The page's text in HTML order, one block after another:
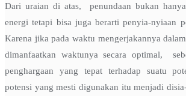
Dari uraian di atas, penundaan bukan
energi tetapi bisa juga berarti penyia-nyiaan
Karena jika pada waktu mengerjakannya
dimanfaatkan waktunya secara optimal,
penghargaan yang tepat terhadap suatu
potensi yang mesti digunakan itu menjadi